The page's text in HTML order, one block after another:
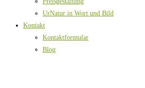
UrNatur in Wort und Bild
Kontakt
Kontaktformular
Blog